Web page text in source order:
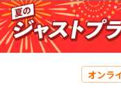
オンラ